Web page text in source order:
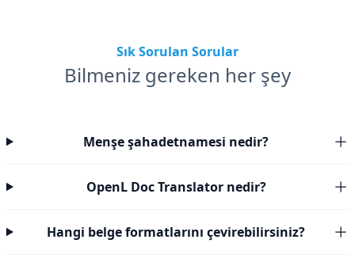
Sık Sorulan Sorular
Bilmeniz gereken her şey
Menşe şahadetnamesi nedir?
OpenL Doc Translator nedir?
Hangi belge formatlarını çevirebilirsiniz?